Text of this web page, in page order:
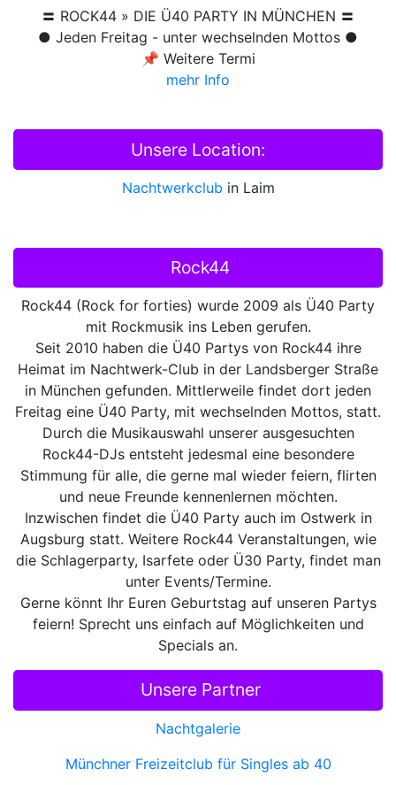
〓 ROCK44 » DIE Ü40 PARTY IN MÜNCHEN 〓
● Jeden Freitag - unter wechselnden Mottos ●
📌 Weitere Termi
mehr Info
Unsere Location:
Nachtwerkclub in Laim
Rock44
Rock44 (Rock for forties) wurde 2009 als Ü40 Party
mit Rockmusik ins Leben gerufen.
Seit 2010 haben die Ü40 Partys von Rock44 ihre
Heimat im Nachtwerk-Club in der Landsberger Straße
in München gefunden. Mittlerweile findet dort jeden
Freitag eine Ü40 Party, mit wechselnden Mottos, statt.
Durch die Musikauswahl unserer ausgesuchten
Rock44-DJs entsteht jedesmal eine besondere
Stimmung für alle, die gerne mal wieder feiern, flirten
und neue Freunde kennenlernen möchten.
Inzwischen findet die Ü40 Party auch im Ostwerk in
Augsburg statt. Weitere Rock44 Veranstaltungen, wie
die Schlagerparty, Isarfete oder Ü30 Party, findet man
unter Events/Termine.
Gerne könnt Ihr Euren Geburtstag auf unseren Partys
feiern! Sprecht uns einfach auf Möglichkeiten und
Specials an.
Unsere Partner
Nachtgalerie
Münchner Freizeitclub für Singles ab 40